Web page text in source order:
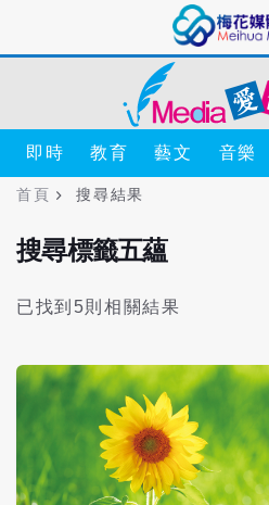
即時 教育 藝文 音樂
首頁 搜尋結果
搜尋標籤五蘊
已找到5則相關結果